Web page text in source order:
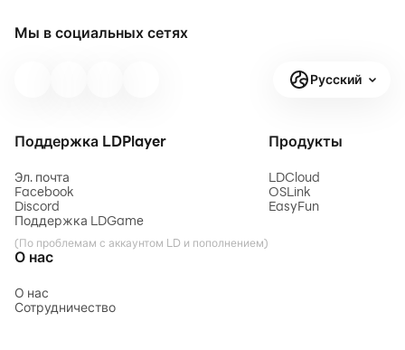
Мы в социальных сетях
Русский
Поддержка LDPlayer
Эл. почта
Facebook
Discord
Поддержка LDGame
(По проблемам с аккаунтом LD и пополнением)
Продукты
LDCloud
OSLink
EasyFun
О нас
О нас
Сотрудничество